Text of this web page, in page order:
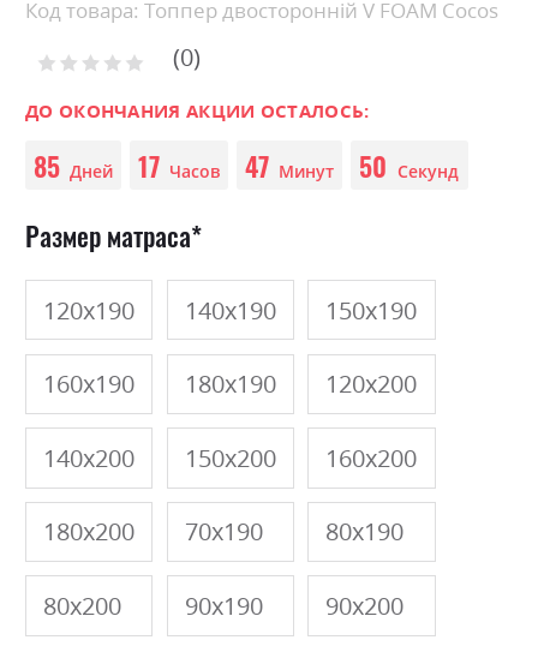
the
of
images
gallery
Код товара: Топпер двосторонній V FOAM Cocos
Рейтинг: 0
ДО ОКОНЧАНИЯ АКЦИИ ОСТАЛОСЬ:
85 Дней 17 Часов 47 Минут 50 Секунд
Размер матраса
120х190 140х190 150х190
160х190 180х190 120х200
140х200 150х200 160х200
180х200 70х190 80х190
80х200 90х190 90х200